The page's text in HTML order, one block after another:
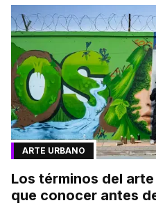
ARTE URBANO
Los términos del
que conocer antes